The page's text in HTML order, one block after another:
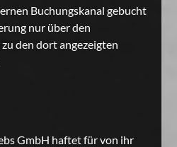
Buchungskanal gebucht
nur über den
den dort angezeigten
GmbH haftet für von ihr